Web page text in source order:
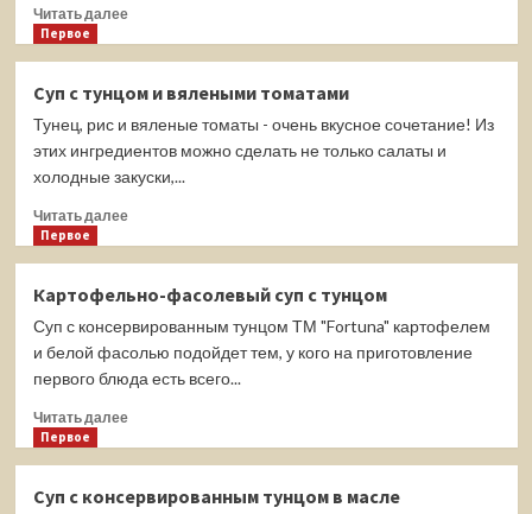
Читать далееПрочитать
с
тунцом
и
Первое
Суп с тунцом и вялеными томатами
Тунец, рис и вяленые томаты - очень вкусное сочетание! Из
этих ингредиентов можно сделать не только салаты и
холодные закуски,...
Читать далееПрочитать
с
тунцом
и
томатами
Первое
Картофельно-фасолевый суп с тунцом
Суп с консервированным тунцом ТМ "Fortuna" картофелем
и белой фасолью подойдет тем, у кого на приготовление
первого блюда есть всего...
Читать далееПрочитать
фасолевый
Первое
Суп с консервированным тунцом в масле